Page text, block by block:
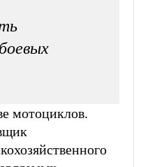
мотоциклов.